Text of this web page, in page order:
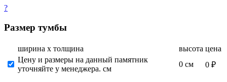
?
Размер тумбы
ширина х толщина высота цена
Цену и размеры на данный памятник
уточняйте у менеджера. см
0 см 0 ₽